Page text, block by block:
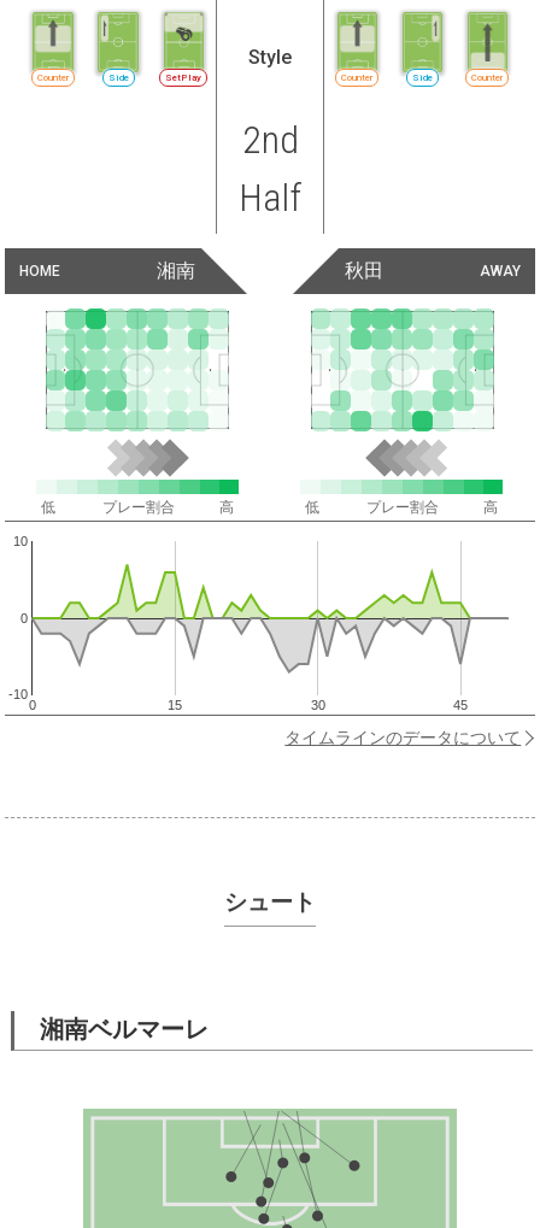
SetPlay
Side
Counter
Style
Counter Side Counter
2nd
Half
HOME 湘南 AWAY
秋田
低 プレー割合 高 低 プレー割合 高
0 15 30 45
-10
0
10
タイムラインのデータについて
シュート
湘南ベルマーレ